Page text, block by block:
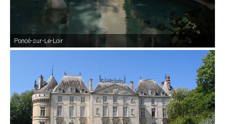
Poncé-sur-Le-Loir